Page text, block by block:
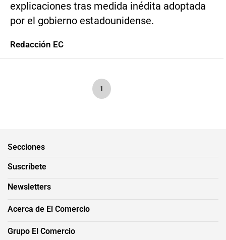
explicaciones tras medida inédita adoptada
por el gobierno estadounidense.
Redacción EC
1
Secciones
Suscríbete
Newsletters
Acerca de El Comercio
Grupo El Comercio